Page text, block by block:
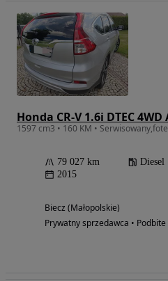
1597 cm3 • 160 KM •
79 027 km Diesel
2015
Biecz (Małopolskie)
Prywatny sprzedawca • Podbite